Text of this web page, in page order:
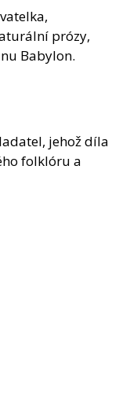
prózy,
Babylon.
jehož díla
folklóru a